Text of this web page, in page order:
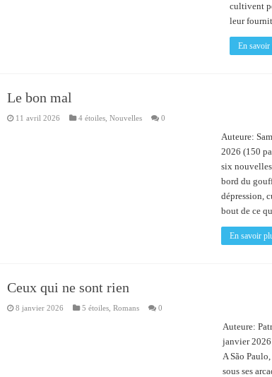
cultivent
leur
En savoir
Le bon mal
11 avril 2026 4 étoiles, Nouvelles 0
Auteure:
2026 (150
six nouvelles
bord du
dépression,
bout de ce
En savoir
Ceux qui ne sont rien
8 janvier 2026 5 étoiles, Romans 0
Auteure:
janvier 2026
A São
sous ses